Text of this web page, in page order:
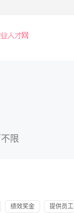
限
绩效奖金 提供员